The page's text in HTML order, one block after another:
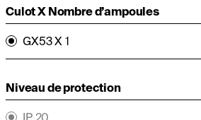
Culot X Nombre d’ampoules
GX53 X 1
Niveau de protection
IP 20